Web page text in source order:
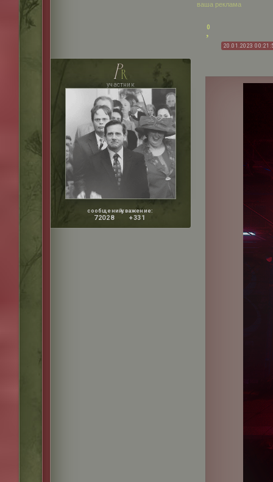
ваша реклама
0
20.01.2023
pr
участник
сообщений:
72028
уважение:
+331